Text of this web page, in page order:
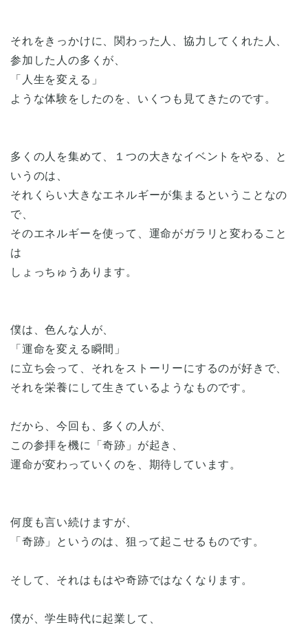
それをきっかけに、関わった人、協力してくれた人、
参加した人の多くが、
「人生を変える」
ような体験をしたのを、いくつも見てきたのです。
多くの人を集めて、１つの大きなイベントをやる、と
いうのは、
それくらい大きなエネルギーが集まるということなの
で、
そのエネルギーを使って、運命がガラリと変わること
は
しょっちゅうあります。
僕は、色んな人が、
「運命を変える瞬間」
に立ち会って、それをストーリーにするのが好きで、
それを栄養にして生きているようなものです。
だから、今回も、多くの人が、
この参拝を機に「奇跡」が起き、
運命が変わっていくのを、期待しています。
何度も言い続けますが、
「奇跡」というのは、狙って起こせるものです。
そして、それはもはや奇跡ではなくなります。
僕が、学生時代に起業して、